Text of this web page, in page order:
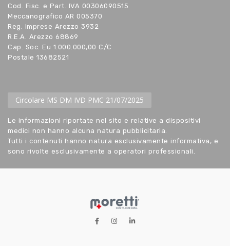
Cod. Fisc. e Part. IVA 00306090515
Meccanografico AR 005370
Reg. Imprese Arezzo 3932
R.E.A. Arezzo 68869
Cap. Soc. Eu 1.000.000,00 C/C
Postale 13682521
Circolare MS DM IVD PMC 21/07/2025
Le informazioni riportate nel sito e relative a dispositivi
medici non hanno alcuna natura pubblicitaria.
Tutti i contenuti hanno natura esclusivamente informativa, e
sono rivolte esclusivamente a operatori professionali.